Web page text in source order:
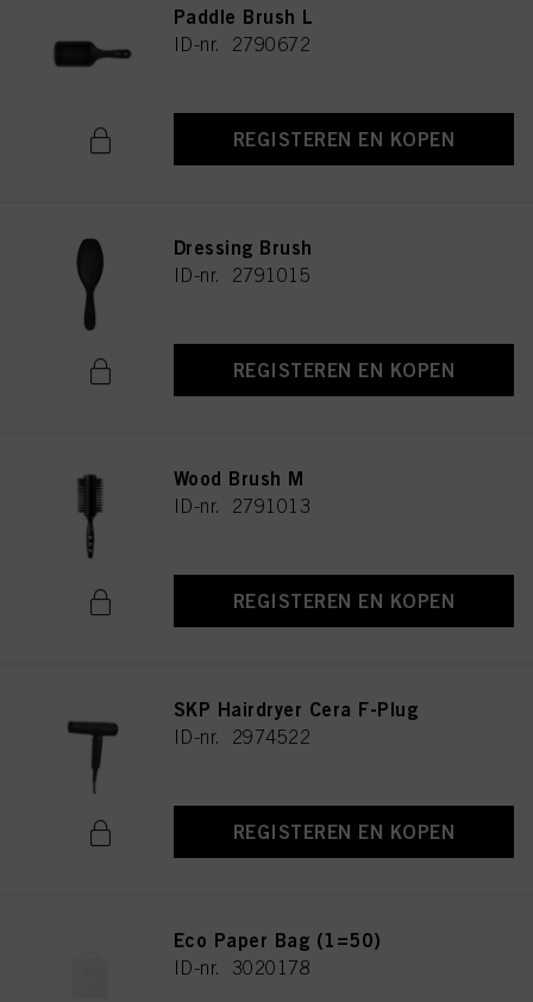
Paddle Brush L
ID-nr. 2790672
REGISTEREN EN KOPEN
Dressing Brush
ID-nr. 2791015
REGISTEREN EN KOPEN
Wood Brush M
ID-nr. 2791013
REGISTEREN EN KOPEN
SKP Hairdryer Cera F-Plug
ID-nr. 2974522
REGISTEREN EN KOPEN
Eco Paper Bag (1=50)
ID-nr. 3020178